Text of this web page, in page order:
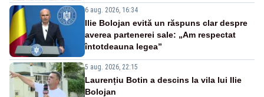
6 aug. 2026, 16:34
Ilie Bolojan evită un răspuns clar despre
averea partenerei sale: „Am respectat
întotdeauna legea”
5 aug. 2026, 22:15
Laurențiu Botin a descins la vila lui Ilie
Bolojan